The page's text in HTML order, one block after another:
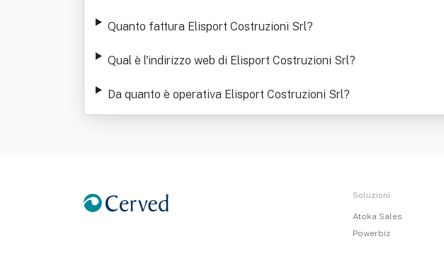
Quanto fattura Elisport Costruzioni Srl?
Qual è l'indirizzo web di Elisport Costruzioni Srl?
Da quanto è operativa Elisport Costruzioni Srl?
Soluzioni
Atoka Sales
Powerbiz